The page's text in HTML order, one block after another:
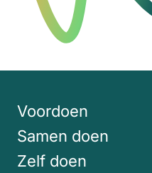
Voordoen
Samen doen
Zelf doen